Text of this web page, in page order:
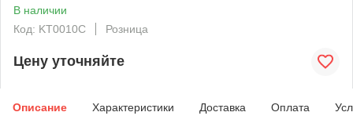
В наличии
Код: KT0010C
Розница
Цену уточняйте
Описание Характеристики Доставка Оплата